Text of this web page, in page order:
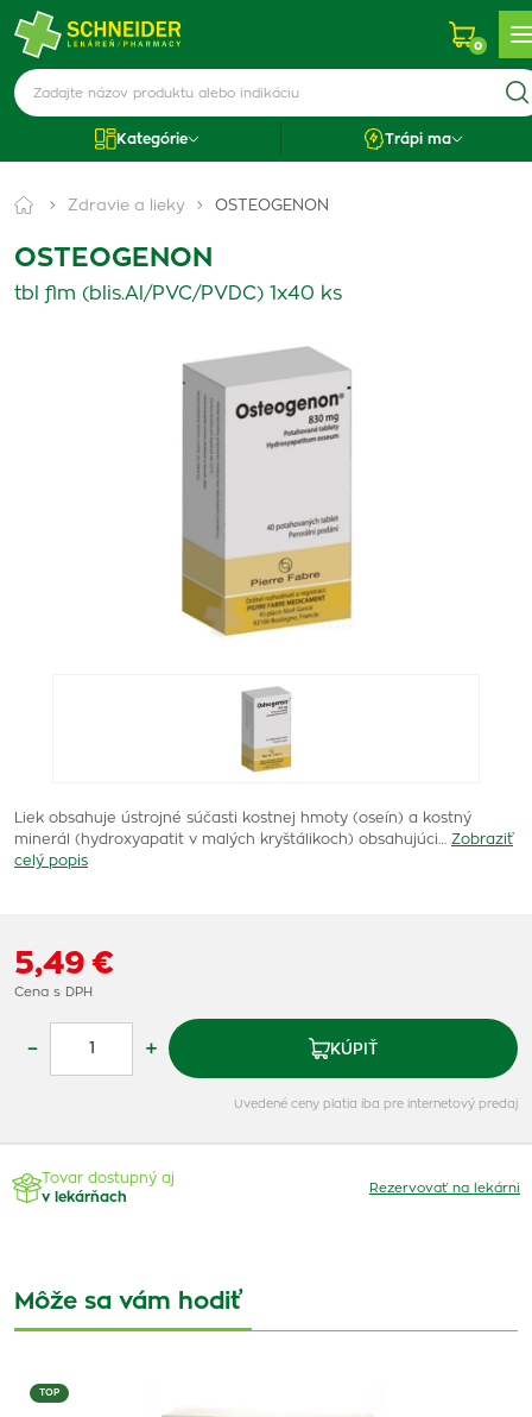
0
Kategórie Trápi ma
Zdravie a lieky OSTEOGENON
OSTEOGENON
tbl flm (blis.Al/PVC/PVDC) 1x40 ks
Liek obsahuje ústrojné súčasti kostnej hmoty (oseín) a kostný
minerál (hydroxyapatit v malých kryštálikoch) obsahujúci…
Zobraziť
celý popis
5,49 €
Cena s DPH
– + KÚPIŤ
Uvedené ceny platia iba pre internetový predaj
Tovar dostupný aj
v lekárňach
Rezervovať na lekárni
Môže sa vám hodiť
TOP